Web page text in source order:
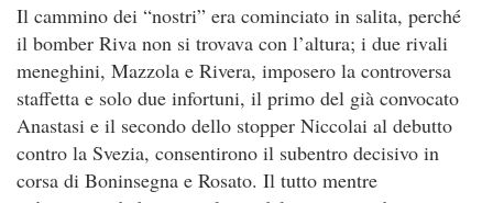
Il cammino dei “nostri” era cominciato in salita, perché
il bomber Riva non si trovava con l’altura; i due rivali
meneghini, Mazzola e Rivera, imposero la controversa
staffetta e solo due infortuni, il primo del già convocato
Anastasi e il secondo dello stopper Niccolai al debutto
contro la Svezia, consentirono il subentro decisivo in
corsa di Boninsegna e Rosato. Il tutto mentre